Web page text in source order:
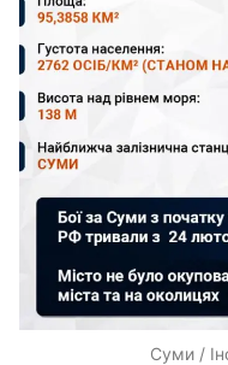
Суми /